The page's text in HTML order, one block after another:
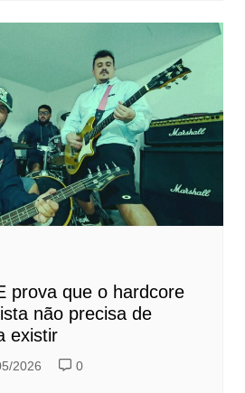
prova que o hardcore
não precisa de
existir
2026 0